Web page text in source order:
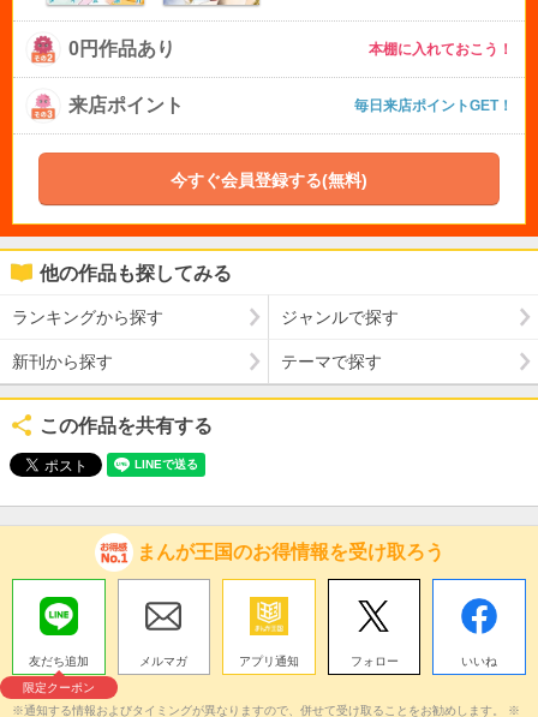
0円作品あり 本棚に入れておこう！
来店ポイント 毎日来店ポイントGET！
今すぐ会員登録する(無料)
他の作品も探してみる
ランキングから探す ジャンルで探す
新刊から探す テーマで探す
この作品を共有する
まんが王国のお得情報を受け取ろう
友だち追加
限定クーポン
メルマガ アプリ通知 フォロー いいね
※通知する情報およびタイミングが異なりますので、併せて受け取ることをお勧めします。 ※